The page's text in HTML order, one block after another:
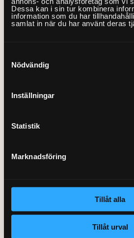
Dessa kan i sin tur kombinera
information som du har
samlat in när du har använt deras
Nödvändig
Inställningar
Statistik
Marknadsföring
Tillåt alla
Tillåt urval
konto. Google har publicerat en lista
appar på sin webbplats . Däribland
egna appar, till exempel